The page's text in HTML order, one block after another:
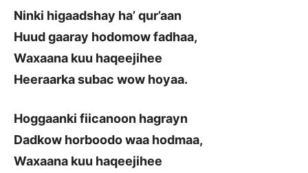
Ninki higaadshay ha’ qur’aan
Huud gaaray hodomow fadhaa,
Waxaana kuu haqeejihee
Heeraarka subac wow hoyaa.
Hoggaanki fiicanoon hagrayn
Dadkow horboodo waa hodmaa,
Waxaana kuu haqeejihee